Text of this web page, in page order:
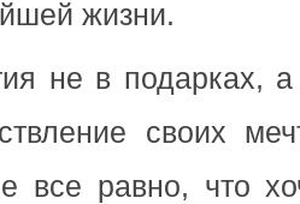
жизни.
не в подарках,
своих
все равно, что